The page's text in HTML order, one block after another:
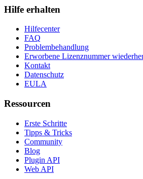
Hilfe erhalten
Hilfecenter
FAQ
Problembehandlung
Erworbene Lizenznummer
Kontakt
Datenschutz
EULA
Ressourcen
Erste Schritte
Tipps & Tricks
Community
Blog
Plugin API
Web API